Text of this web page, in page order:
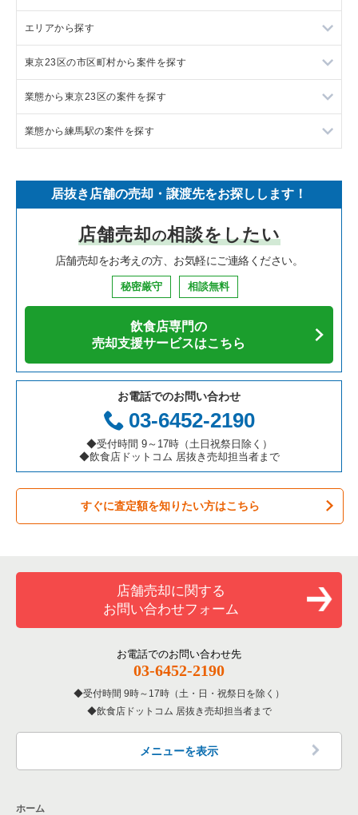
ラーメンの居抜き売却物件の案件一覧
フランス料理の居抜き売却物件の案件一覧
イタリア料理の居抜き売却物件の案件一覧
中華の居抜き売却物件の案件一覧
寿司の居抜き売却物件の案件一覧
焼肉の居抜き売却物件の案件一覧
鉄板焼き・お好み焼の居抜き売却物件の案件一覧
カフェの居抜き売却物件の案件一覧
テイクアウトの居抜き売却物件の案件一覧
お弁当・惣菜・デリの居抜き売却物件の案件一覧
カラオケ・パブ・スナックの居抜き売却物件の案件一覧
バーの居抜き売却物件の案件一覧
居酒屋・ダイニングバーの居抜き売却物件の案件一覧
洋食の居抜き売却物件の案件一覧
その他の居抜き売却物件の案件一覧
エリアから探す
東京23区の飲食店の居抜き売却物件の案件一覧
東京都下の飲食店の居抜き売却物件の案件一覧
千葉県の飲食店の居抜き売却物件の案件一覧
神奈川県の飲食店の居抜き売却物件の案件一覧
大阪府の飲食店の居抜き売却物件の案件一覧
兵庫県の飲食店の居抜き売却物件の案件一覧
愛知県の飲食店の居抜き売却物件の案件一覧
岐阜県の飲食店の居抜き売却物件の案件一覧
三重県の飲食店の居抜き売却物件の案件一覧
東京23区の市区町村から案件を探す
目黒区の飲食店の居抜き売却物件の案件一覧
渋谷区の飲食店の居抜き売却物件の案件一覧
新宿区の飲食店の居抜き売却物件の案件一覧
葛飾区の飲食店の居抜き売却物件の案件一覧
中央区の飲食店の居抜き売却物件の案件一覧
千代田区の飲食店の居抜き売却物件の案件一覧
港区の飲食店の居抜き売却物件の案件一覧
足立区の飲食店の居抜き売却物件の案件一覧
板橋区の飲食店の居抜き売却物件の案件一覧
台東区の飲食店の居抜き売却物件の案件一覧
練馬区の飲食店の居抜き売却物件の案件一覧
北区の飲食店の居抜き売却物件の案件一覧
江戸川区の飲食店の居抜き売却物件の案件一覧
墨田区の飲食店の居抜き売却物件の案件一覧
品川区の飲食店の居抜き売却物件の案件一覧
業態から東京23区の案件を探す
東京23区のラーメンの居抜き売却物件の案件一覧
東京23区のイタリア料理の居抜き売却物件の案件一覧
東京23区の中華の居抜き売却物件の案件一覧
東京23区のそば・うどんの居抜き売却物件の案件一覧
東京23区の焼肉の居抜き売却物件の案件一覧
東京23区の鉄板焼き・お好み焼の居抜き売却物件の案件一覧
東京23区のアジア料理の居抜き売却物件の案件一覧
東京23区のカフェの居抜き売却物件の案件一覧
東京23区のテイクアウトの居抜き売却物件の案件一覧
東京23区のお弁当・惣菜・デリの居抜き売却物件の案件一覧
東京23区のバーの居抜き売却物件の案件一覧
東京23区の居酒屋・ダイニングバーの居抜き売却物件の案件一
東京23区の専門料理の居抜き売却物件の案件一覧
東京23区の和食の居抜き売却物件の案件一覧
東京23区の洋食の居抜き売却物件の案件一覧
業態から練馬駅の案件を探す
練馬駅のカフェの居抜き売却物件の案件一覧
練馬駅のバーの居抜き売却物件の案件一覧
練馬駅の居酒屋・ダイニングバーの居抜き売却物件の案件一覧
練馬駅のその他の居抜き売却物件の案件一覧
居抜き店舗の売却・譲渡先をお探しします！
店舗売却の相談をしたい
店舗売却をお考えの方、お気軽にご連絡ください。
秘密厳守 相談無料
飲食店専門の
売却支援サービスはこちら
お電話でのお問い合わせ
03-6452-2190
◆受付時間 9～17時（土日祝祭日除く）
◆飲食店ドットコム 居抜き売却担当者まで
すぐに査定額を知りたい方はこちら
店舗売却に関する
お問い合わせフォーム
お電話でのお問い合わせ先
03-6452-2190
受付時間 9時～17時（土・日・祝祭日を除く）
飲食店ドットコム 居抜き売却担当者まで
メニューを表示
ホーム